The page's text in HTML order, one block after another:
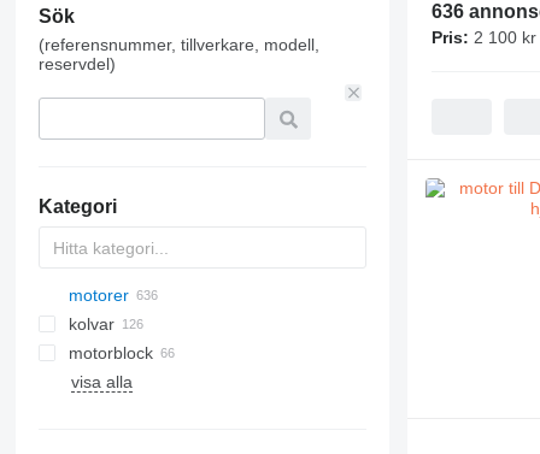
Sök
(referensnummer, tillverkare, modell,
reservdel)
Kategori
motorer
kolvar
motorblock
visa alla
636
Pris: 2 100